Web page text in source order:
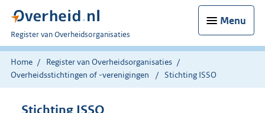
Menu
U
bent
nu
hier:
Register van Overheidsorganisaties
Home
Register van Overheidsorganisaties
Overheidsstichtingen of -verenigingen
Stichting ISSO